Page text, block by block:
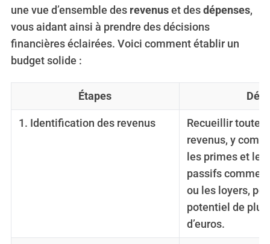
une vue d’ensemble des revenuset desdépenses,
vous aidant ainsi à prendre des décisions
financières éclairées. Voici comment établir un
budget solide :
Étapes
1. Identification des revenus
Recueillir toutes
revenus, y
les primes et les
passifs comme
ou les loyers,
potentiel de
d’euros.